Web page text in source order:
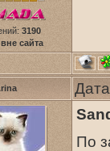
3190
вне сайта
По